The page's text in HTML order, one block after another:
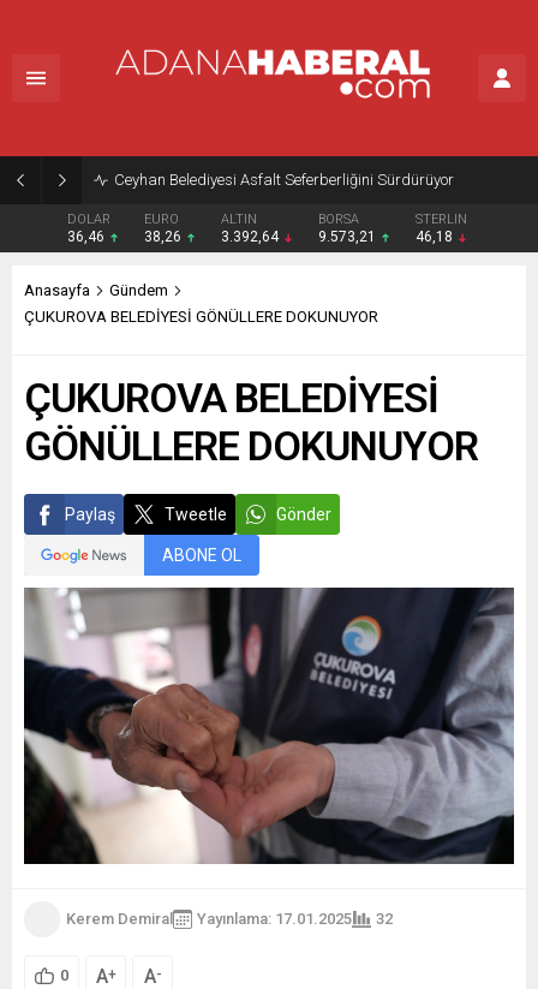
Ceyhan Belediyesi Asfalt Seferberliğini Sürdürüyor
DOLAR
36,46
EURO
38,26
ALTIN
3.392,64
BORSA
9.573,21
STERLIN
46,18
Anasayfa
Gündem
ÇUKUROVA BELEDİYESİ GÖNÜLLERE DOKUNUYOR
ÇUKUROVA BELEDİYESİ
GÖNÜLLERE DOKUNUYOR
Paylaş Tweetle Gönder
ABONE OL
Kerem Demiral Yayınlama: 17.01.2025 32
0 A+ A-